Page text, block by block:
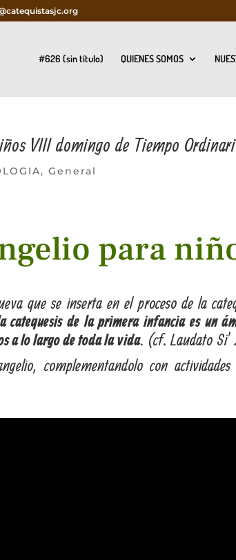
#626 (sin título) QUIENES SOMOS
VIII domingo de Tiempo
,General
para
que se inserta en el proceso de la
catequesis de la primera infancia es un
a lo largo de toda la vida. (cf. Laudato
complementandolo con